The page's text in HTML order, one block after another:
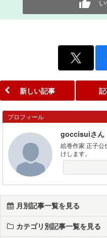
い
新しい記事
プロフィール
goccisuiさん
絵巻作家 正子公
けします。
月別記事一覧を見る
カテゴリ別記事一覧を見る